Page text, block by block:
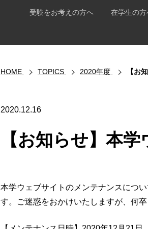
受験をお考えの方へ 在学生の方
HOME TOPICS 2020年度 【お
2020.12.16
【お知らせ】本
本学ウェブサイトのメンテナンスにつ
す。ご迷惑をおかけいたしますが、何